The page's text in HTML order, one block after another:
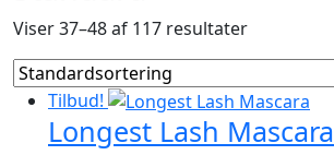
Viser 37–48 af 117 resultater
Tilbud!
Longest Lash Mascara